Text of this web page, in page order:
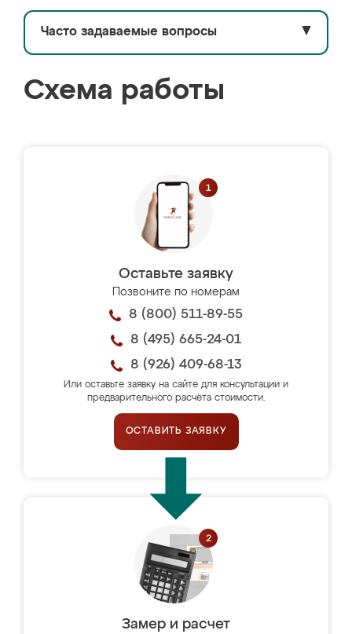
Часто задаваемые вопросы ▼
Схема работы
Оставьте заявку
Позвоните по номерам
8 (800) 511-89-55
8 (495) 665-24-01
8 (926) 409-68-13
Или оставьте заявку на сайте для консультации и
предварительного расчёта стоимости.
ОСТАВИТЬ ЗАЯВКУ
Замер и расчет